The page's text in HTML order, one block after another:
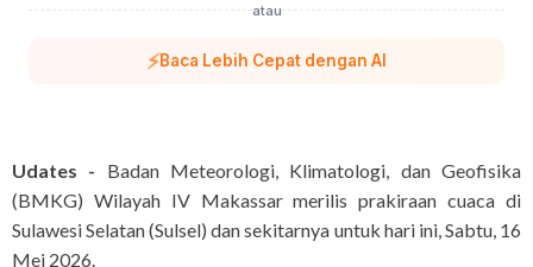
atau
⚡Baca Lebih Cepat dengan AI
Udates - Badan Meteorologi, Klimatologi, dan Geofisika
(BMKG) Wilayah IV Makassar merilis prakiraan cuaca di
Sulawesi Selatan (Sulsel) dan sekitarnya untuk hari ini, Sabtu, 16
Mei 2026.